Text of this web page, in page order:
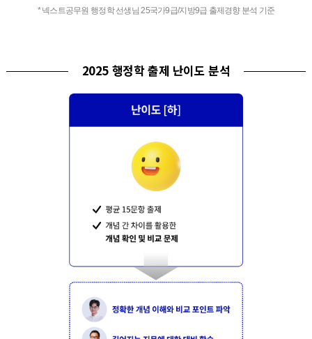
* 넥스트공무원 행정학 선생님 25국가9급/지방9급 출제경향 분석 기준
2025 행정학 출제 난이도 분석